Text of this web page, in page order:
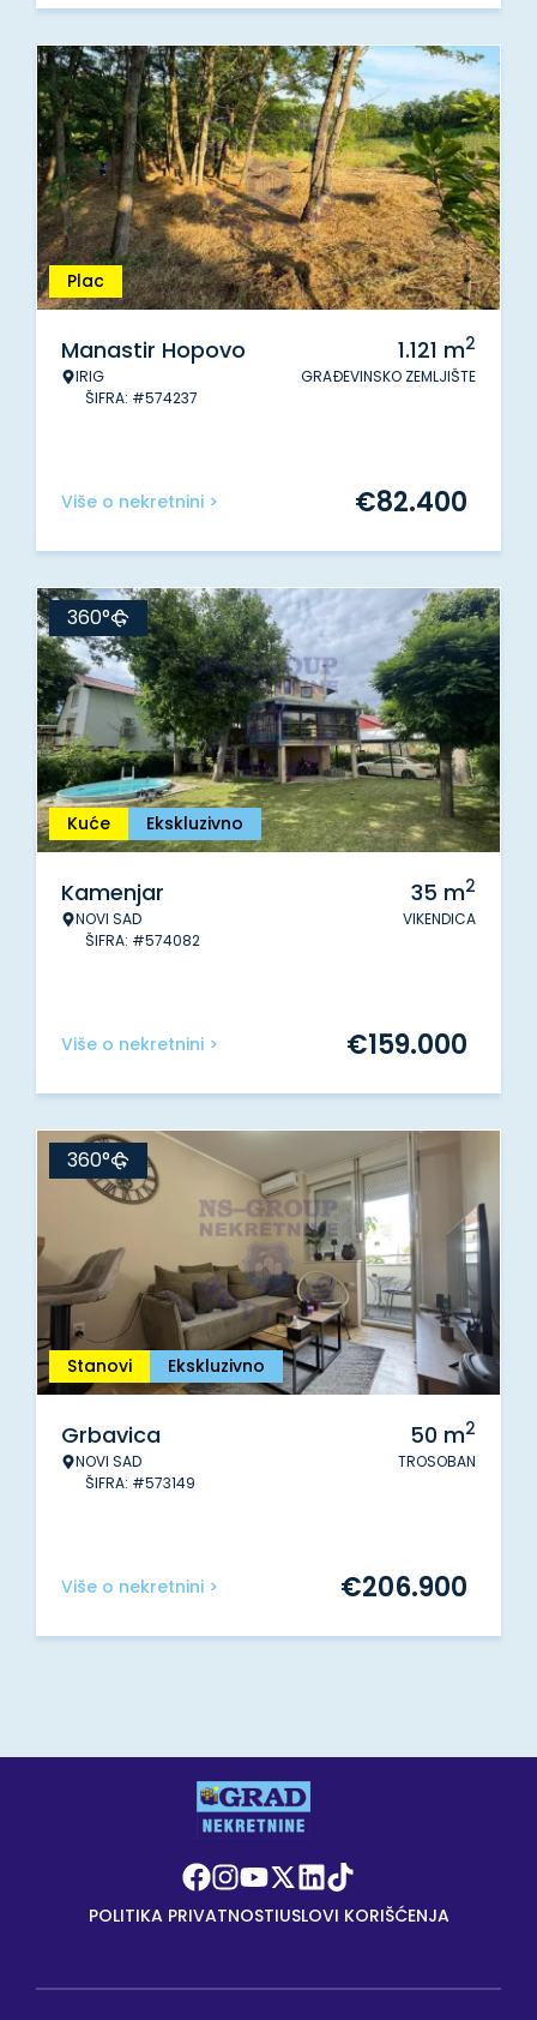
Plac
Manastir Hopovo
IRIG
ŠIFRA: #574237
1.121 m2
GRAĐEVINSKO ZEMLJIŠTE
Više o nekretnini > €82.400
Kuće Ekskluzivno
360°
Kamenjar
NOVI SAD
ŠIFRA: #574082
35 m2
VIKENDICA
Više o nekretnini > €159.000
Stanovi Ekskluzivno
360°
Grbavica
NOVI SAD
ŠIFRA: #573149
50 m2
TROSOBAN
Više o nekretnini > €206.900
POLITIKA PRIVATNOSTIUSLOVI KORIŠĆENJA